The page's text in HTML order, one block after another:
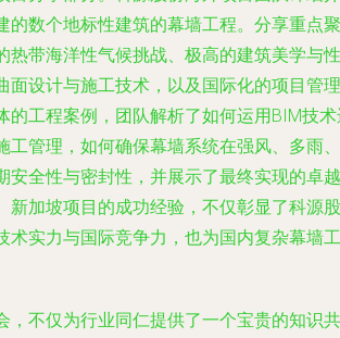
的数个地标性建筑的幕墙工程。分享重点聚
热带海洋性气候挑战、极高的建筑美学与性
面设计与施工技术，以及国际化的项目管理
的工程案例，团队解析了如何运用BIM技
工管理，如何确保幕墙系统在强风、多雨、
安全性与密封性，并展示了最终实现的卓越
新加坡项目的成功经验，不仅彰显了科源股
术实力与国际竞争力，也为国内复杂幕墙工
，不仅为行业同仁提供了一个宝贵的知识共